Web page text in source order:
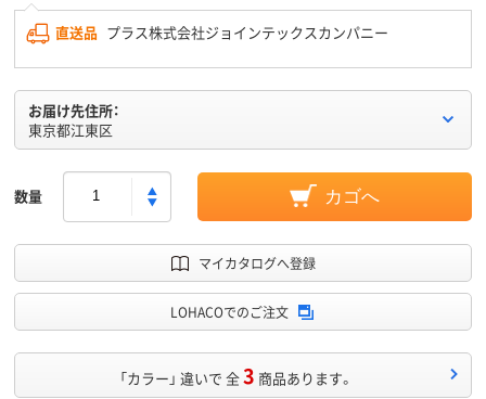
直送品 プラス株式会社ジョインテックスカンパニー
お届け先住所：
東京都江東区
数量 カゴへ
マイカタログへ登録
LOHACOでのご注文
「カラー」 違いで 全3 商品あります。